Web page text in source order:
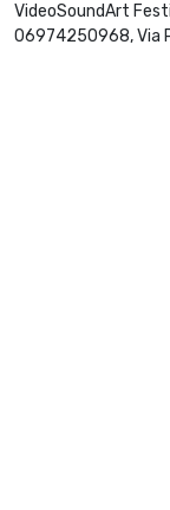
VideoSoundArt
06974250968, Via